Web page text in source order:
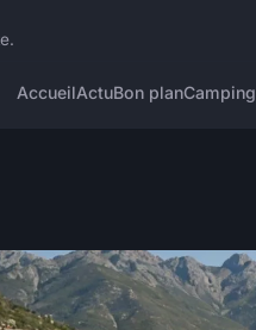
AccueilActuBon planCamping